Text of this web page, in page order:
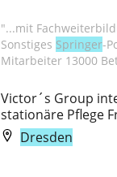
"...mit
Sonstiges Springer-
Mitarbeiter 13000
Victor´s Group
stationäre Pflege
Dresden